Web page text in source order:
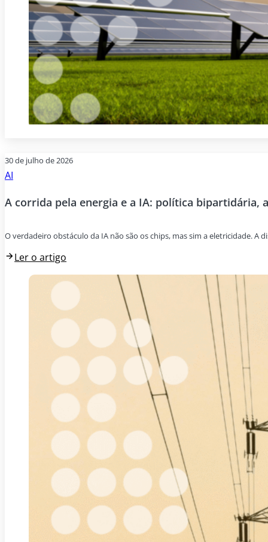
30 de julho de 2026
AI
A corrida pela energia e a IA: política bipartidária,
O verdadeiro obstáculo da IA não são os chips, mas sim a eletricidade.
Ler o artigo